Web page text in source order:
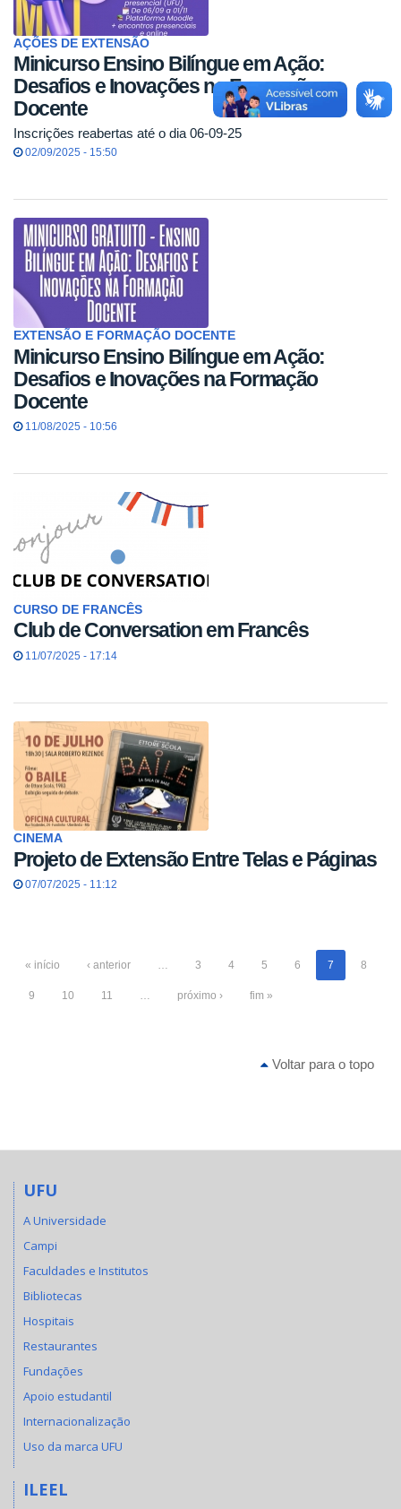
AÇÕES DE EXTENSÃO
Minicurso Ensino Bilíngue em Ação:
Desafios e Inovações na Formação
Docente
Inscrições reabertas até o dia 06-09-25
02/09/2025 - 15:50
EXTENSÃO E FORMAÇÃO DOCENTE
Minicurso Ensino Bilíngue em Ação:
Desafios e Inovações na Formação
Docente
11/08/2025 - 10:56
CURSO DE FRANCÊS
Club de Conversation em Francês
11/07/2025 - 17:14
CINEMA
Projeto de Extensão Entre Telas e Páginas
07/07/2025 - 11:12
« início ‹ anterior … 3 4 5 6 7 8
9 10 11 … próximo › fim »
Voltar para o topo
UFU
A Universidade
Campi
Faculdades e Institutos
Bibliotecas
Hospitais
Restaurantes
Fundações
Apoio estudantil
Internacionalização
Uso da marca UFU
ILEEL